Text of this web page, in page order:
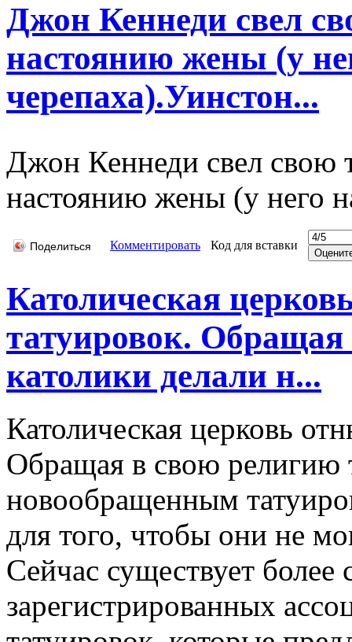
Джон Кеннеди свел
настоянию жены (у
черепаха).Уинстон...
Джон Кеннеди свел свою
настоянию жены (у него
Поделиться Комментировать Код для вставки
Католическая
татуировок.
католики делали н...
Католическая церковь
Обращая в свою религию
новообращенным
для того, чтобы они не
Сейчас существует более
зарегистрированных